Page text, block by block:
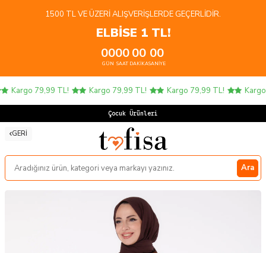
1500 TL VE ÜZERI ALIŞVERIŞLERDE GEÇERLIDIR.
ELBİSE 1 TL!
00
GÜN
00
SAAT
00
DAKIKA
00
SANIYE
Kargo 79,99 TL! Kargo 79,99 TL! Kargo 79,99 TL! Kargo
Çocuk Ürünlerind
GERI
Ara